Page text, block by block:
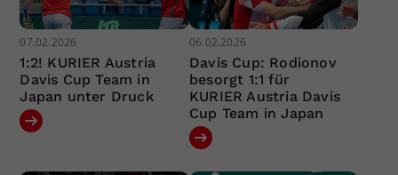
07.02.2026
1:2! KURIER Austria
Davis Cup Team in
Japan unter Druck
06.02.2026
Davis Cup: Rodionov
besorgt 1:1 für
KURIER Austria Davis
Cup Team in Japan